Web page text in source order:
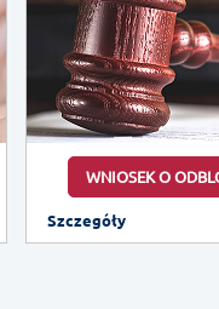
WNIOSEK O
Szczegóły